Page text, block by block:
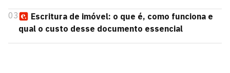
03
Escritura de imóvel: o que é, como funciona e
qual o custo desse documento essencial